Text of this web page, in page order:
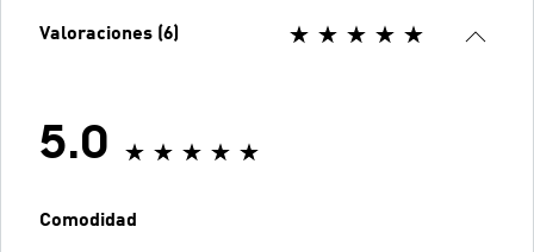
Valoraciones (6)
5.0
Comodidad